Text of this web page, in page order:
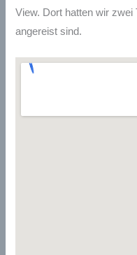
View. Dort hatten wir zwei
angereist sind.